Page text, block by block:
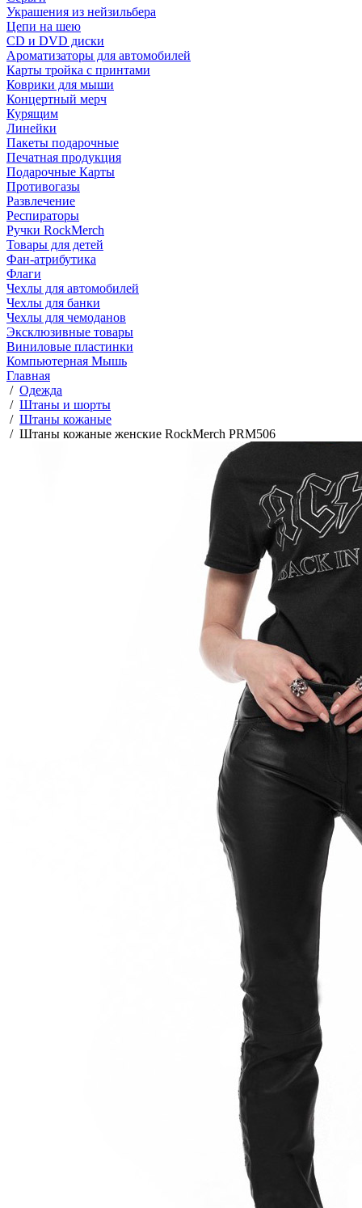
Украшения из нейзильбера
Цепи на шею
CD и DVD диски
Ароматизаторы для автомобилей
Карты тройка с принтами
Коврики для мыши
Концертный мерч
Курящим
Линейки
Пакеты подарочные
Печатная продукция
Подарочные Карты
Противогазы
Развлечение
Респираторы
Ручки RockMerch
Товары для детей
Фан-атрибутика
Флаги
Чехлы для автомобилей
Чехлы для банки
Чехлы для чемоданов
Эксклюзивные товары
Виниловые пластинки
Компьютерная Мышь
Главная
/ Одежда
/ Штаны и шорты
/ Штаны кожаные
/ Штаны кожаные женские RockMerch PRM506